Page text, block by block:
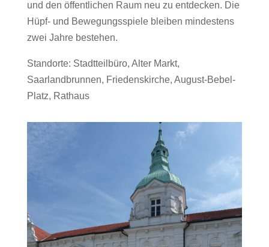
und den öffentlichen Raum neu zu entdecken. Die
Hüpf- und Bewegungsspiele bleiben mindestens
zwei Jahre bestehen.
Standorte: Stadtteilbüro, Alter Markt,
Saarlandbrunnen, Friedenskirche, August-Bebel-
Platz, Rathaus